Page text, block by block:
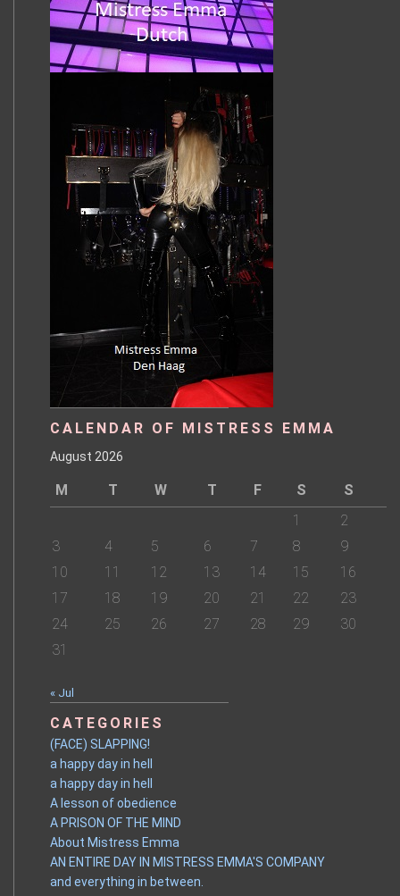
CALENDAR OF MISTRESS EMMA
August 2026
M T W T F S
S
1
2
3
4 5 6 7 8
9
10
11 12 13 14 15
16
17
18 19 20 21 22
23
24
25 26 27 28 29
30
31
« Jul
CATEGORIES
(FACE) SLAPPING!
a happy day in hell
a happy day in hell
A lesson of obedience
A PRISON OF THE MIND
About Mistress Emma
AN ENTIRE DAY IN MISTRESS EMMA'S COMPANY
and everything in between.